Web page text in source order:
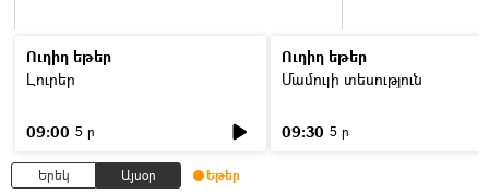
Ուղիղ եթեր
Լուրեր
09:00 5 ր
Ուղիղ եթեր
Մամուլի տեսություն
09:30 5 ր
Երեկ Այսօր Եթեր